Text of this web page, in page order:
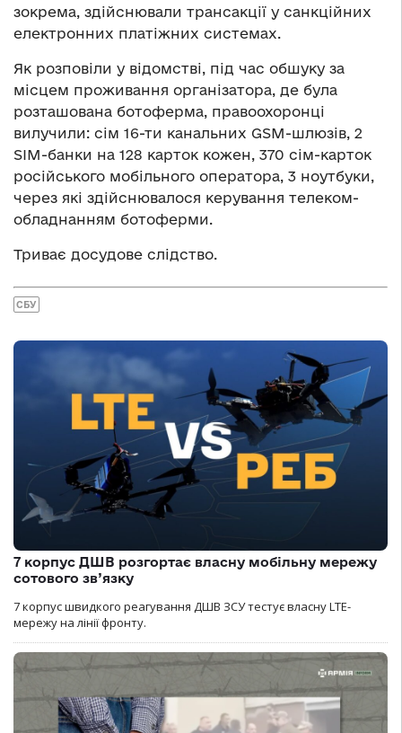
зокрема, здійснювали трансакції у санкційних
електронних платіжних системах.
Як розповіли у відомстві, під час обшуку за
місцем проживання організатора, де була
розташована ботоферма, правоохоронці
вилучили: сім 16-ти канальних GSM-шлюзів, 2
SIM-банки на 128 карток кожен, 370 сім-карток
російського мобільного оператора, 3 ноутбуки,
через які здійснювалося керування телеком-
обладнанням ботоферми.
Триває досудове слідство.
СБУ
7 корпус ДШВ розгортає власну мобільну мережу
сотового зв’язку
7 корпус швидкого реагування ДШВ ЗСУ тестує власну LTE-
мережу на лінії фронту.